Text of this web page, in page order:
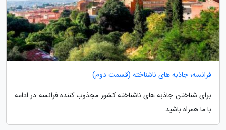
فرانسه؛ جاذبه های ناشناخته (قسمت دوم)
برای شناختن جاذبه های ناشناخته کشور مجذوب کننده فرانسه در ادامه
با ما همراه باشید.